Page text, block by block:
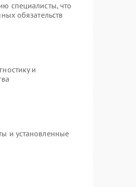
специалисты, что
обязательств
и
и установленные